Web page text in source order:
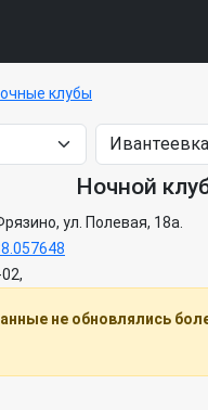
клубы
Ночной
ул. Полевая, 18а.
не обновлялись